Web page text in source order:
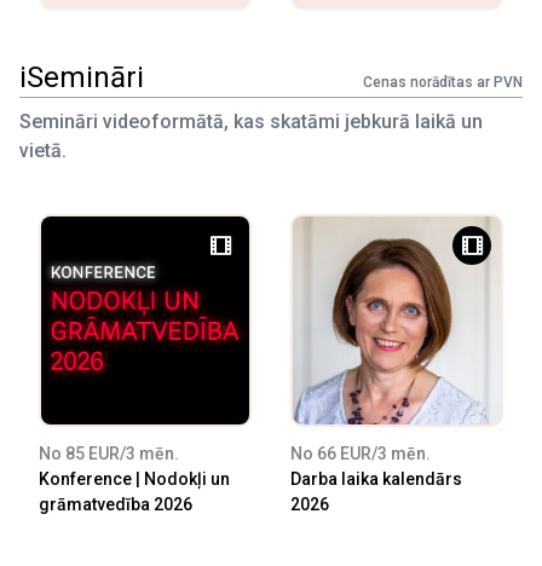
iSemināri Cenas norādītas ar PVN
Semināri videoformātā, kas skatāmi jebkurā laikā un
vietā.
No 85 EUR/3 mēn.
Konference | Nodokļi un
grāmatvedība 2026
No 66 EUR/3 mēn.
Darba laika kalendārs
2026